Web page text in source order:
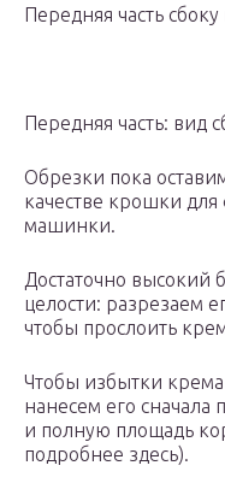
Передняя часть
Передняя часть: вид
Обрезки пока
качестве крошки
машинки.
Достаточно высокий
целости: разрезаем
чтобы прослоить
Чтобы избытки
нанесем его сначала
и полную площадь
подробнее здесь).